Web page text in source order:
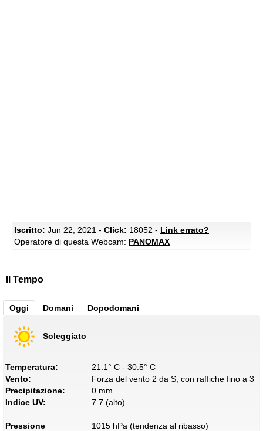
Iscritto: Jun 22, 2021 - Click: 18052 - Link errato?
Operatore di questa Webcam: PANOMAX
Il Tempo
Oggi Domani Dopodomani
Soleggiato
Temperatura:
21.1° C - 30.5° C
Vento:
Forza del vento 2 da S, con raffiche fino a 3
Precipitazione:
0 mm
Indice UV:
7.7 (alto)
Pressione
1015 hPa (tendenza al ribasso)